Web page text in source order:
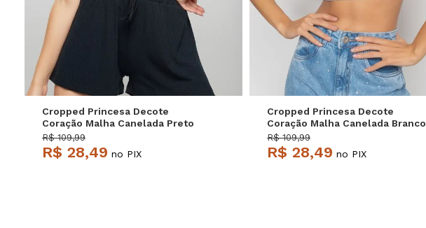
M
Cropped Princesa Decote
Coração Malha Canelada Preto
Salvatore
R$ 109,99
R$ 28,49 no PIX
P
Cropped Princesa Decote
Coração Malha Canelada Branco
Salvatore
R$ 109,99
R$ 28,49 no PIX